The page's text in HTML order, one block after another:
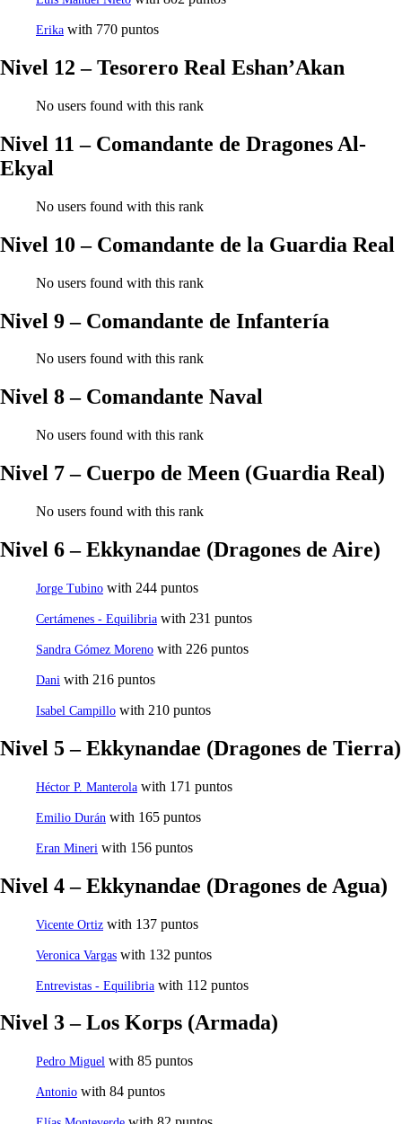
Erika with 770 puntos
Nivel 12 – Tesorero Real Eshan’Akan
No users found with this rank
Nivel 11 – Comandante de Dragones Al-
Ekyal
No users found with this rank
Nivel 10 – Comandante de la Guardia Real
No users found with this rank
Nivel 9 – Comandante de Infantería
No users found with this rank
Nivel 8 – Comandante Naval
No users found with this rank
Nivel 7 – Cuerpo de Meen (Guardia Real)
No users found with this rank
Nivel 6 – Ekkynandae (Dragones de Aire)
Jorge Tubino with 244 puntos
Certámenes - Equilibria with 231 puntos
Sandra Gómez Moreno with 226 puntos
Dani with 216 puntos
Isabel Campillo with 210 puntos
Nivel 5 – Ekkynandae (Dragones de Tierra)
Héctor P. Manterola with 171 puntos
Emilio Durán with 165 puntos
Eran Mineri with 156 puntos
Nivel 4 – Ekkynandae (Dragones de Agua)
Vicente Ortiz with 137 puntos
Veronica Vargas with 132 puntos
Entrevistas - Equilibria with 112 puntos
Nivel 3 – Los Korps (Armada)
Pedro Miguel with 85 puntos
Antonio with 84 puntos